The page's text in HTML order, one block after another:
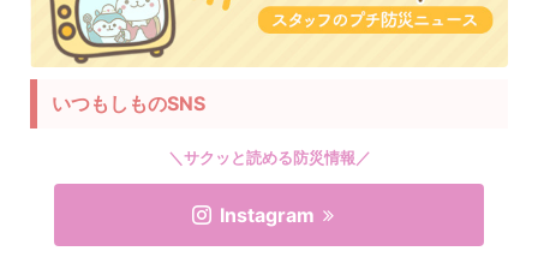
いつもしものSNS
＼サクッと読める防災情報／
Instagram